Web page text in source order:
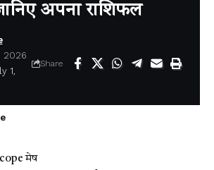
अपना राशिफल
1,
2026
Share
मेष